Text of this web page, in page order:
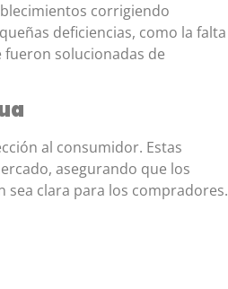
corrigiendo
deficiencias, como la falta
solucionadas de
al consumidor. Estas
asegurando que los
sea clara para los compradores.